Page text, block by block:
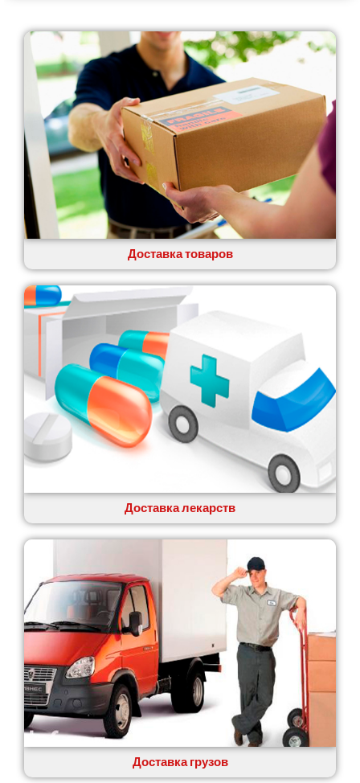
Фонтанка
Гатное
Глеваха
Горишние Плавни
Гостомель
Харьков
Херсон
Хмельницкий
Хмельник
Ирпень
Ивано-Франковск
Измаил
Кагарлык
Калуш
Каменец-Подольский
Каменка
Каменское
Казатин
Кобеляки
Коцюбинское
Конотоп
Коростень
Корсунь-Шевченковский
Ковель
Козин
Кременчуг
Кременец
Кривой Рог
Кролевец
Кропивницкий
Крыховцы
Крюковщина
Крыжановка
Ладыжин
Лесники
Доставка товаров
Доставка лекарств
Доставка грузов